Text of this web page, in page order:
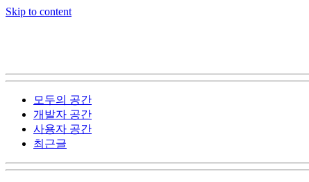
Skip to content
모두의 공간
개발자 공간
사용자 공간
최근글